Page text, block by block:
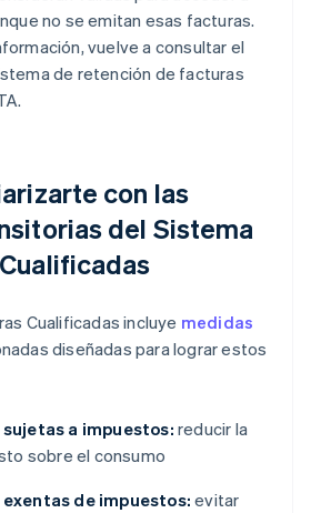
no se emitan esas facturas.
vuelve a consultar el
de retención de facturas
con las
del Sistema
Cualificadas incluye medidas
diseñadas para lograr estos
a impuestos: reducir la
sobre el consumo
de impuestos: evitar